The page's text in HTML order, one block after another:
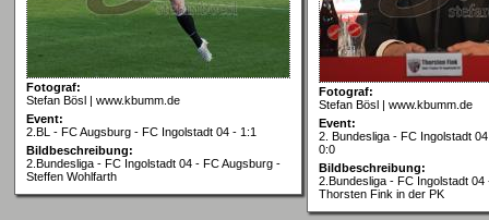
Fotograf:
Stefan Bösl | www.kbumm.de
Event:
2.BL - FC Augsburg - FC Ingolstadt 04 - 1:1
Bildbeschreibung:
2.Bundesliga - FC Ingolstadt 04 - FC Augsburg -
Steffen Wohlfarth
Fotograf:
Stefan Bösl | www.kbumm.de
Event:
2. Bundesliga - FC Ingolstadt
0:0
Bildbeschreibung:
2.Bundesliga - FC Ingolstadt
Thorsten Fink in der PK